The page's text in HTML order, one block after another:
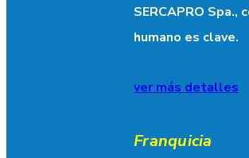
SERCAPRO
humano es clave.
ver más detalles
Franquicia